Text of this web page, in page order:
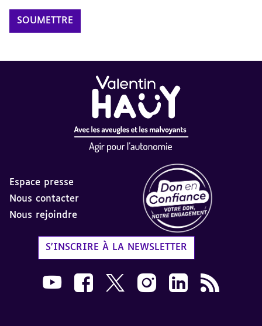
Espace presse
Nous contacter
Nous rejoindre
S'INSCRIRE À LA NEWSLETTER
Nous suivre sur Youtube AVH dans une
Nous suivre sur Facebook AVH dans
Nous suivre sur X AVH dans une
Nous suivre sur Instagram
Nous suivre sur
Flux RSS